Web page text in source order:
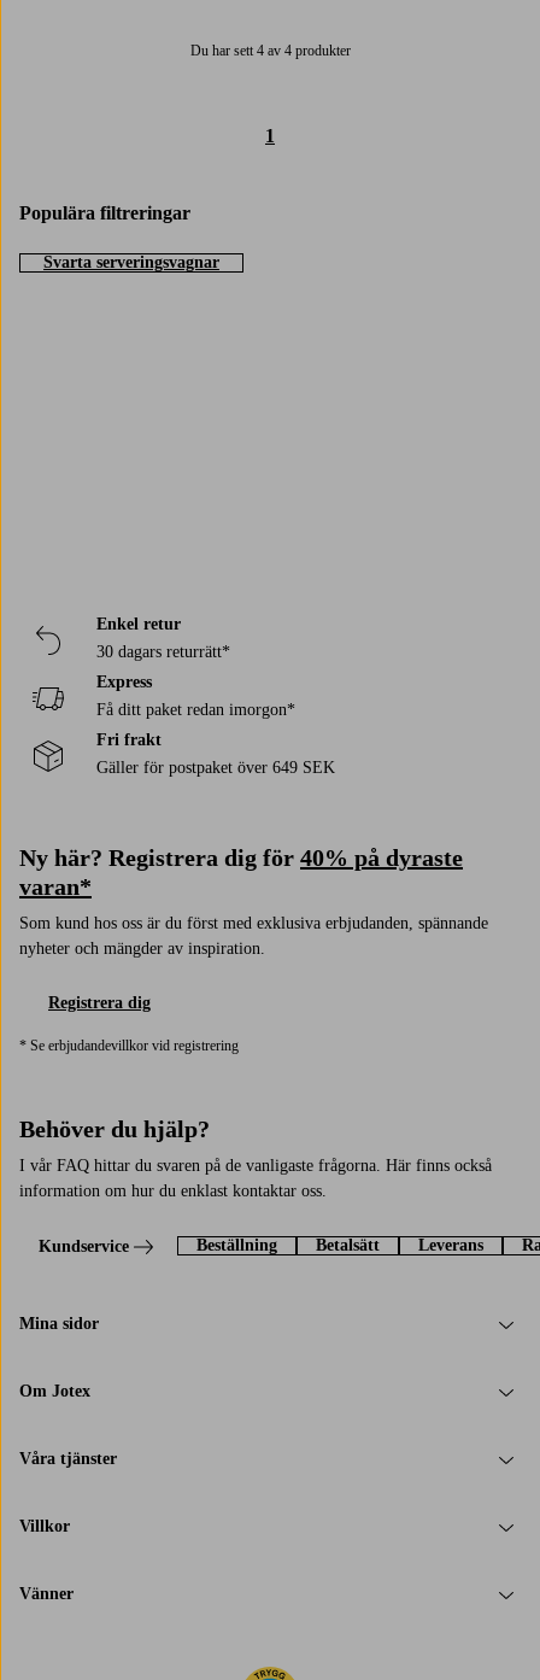
Du har sett 4 av 4 produkter
1
Populära filtreringar
Svarta serveringsvagnar
Enkel retur
30 dagars returrätt*
Express
Få ditt paket redan imorgon*
Fri frakt
Gäller för postpaket över 649 SEK
Ny här? Registrera dig för 40% på dyraste
varan*
Som kund hos oss är du först med exklusiva erbjudanden, spännande
nyheter och mängder av inspiration.
Registrera dig
* Se erbjudandevillkor vid registrering
Behöver du hjälp?
I vår FAQ hittar du svaren på de vanligaste frågorna. Här finns också
information om hur du enklast kontaktar oss.
Kundservice Beställning Betalsätt Leverans
Mina sidor
Om Jotex
Våra tjänster
Villkor
Vänner